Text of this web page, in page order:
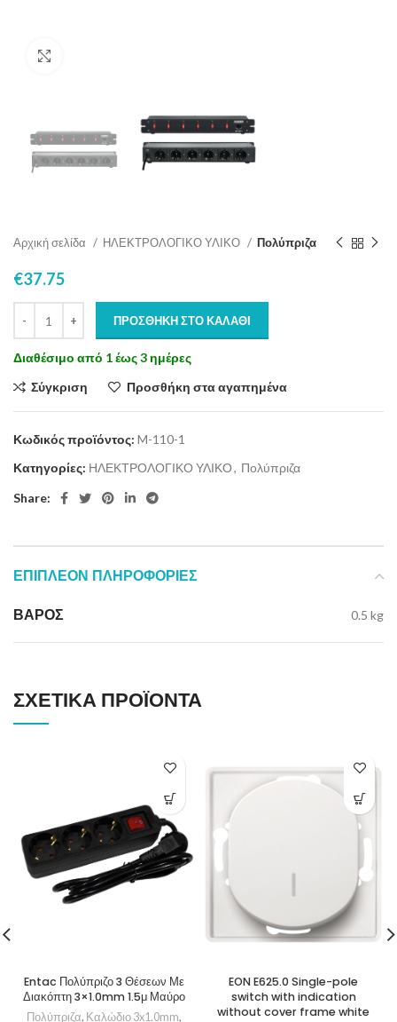
Αρχική σελίδα ΗΛΕΚΤΡΟΛΟΓΙΚΟ ΥΛΙΚΟ Πολύπριζα
€37.75
ΠΡΟΣΘΉΚΗ ΣΤΟ ΚΑΛΆΘΙ
Διαθέσιμο από 1 έως 3 ημέρες
Σύγκριση
Προσθήκη στα αγαπημένα
Κωδικός προϊόντος: M-110-1
Κατηγορίες: ΗΛΕΚΤΡΟΛΟΓΙΚΟ ΥΛΙΚΟ, Πολύπριζα
Share:
ΕΠΙΠΛΈΟΝ ΠΛΗΡΟΦΟΡΊΕΣ
ΒΆΡΟΣ 0.5 kg
ΣΧΕΤΙΚΆ ΠΡΟΪΌΝΤΑ
Entac Πολύπριζο 3 Θέσεων Με
Διακόπτη 3×1.0mm 1.5μ Μαύρο
Πολύπριζα, Καλώδιο 3x1.0mm,
EON E625.0 Single-pole
switch with indication
without cover frame white